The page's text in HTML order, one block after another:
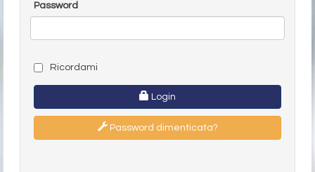
Password
Ricordami
Login
Password dimenticata?